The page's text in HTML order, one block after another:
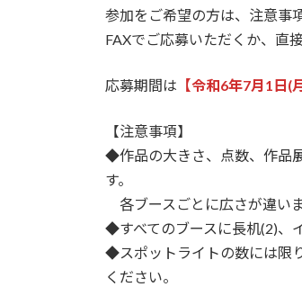
参加をご希望の方は、注意事
FAXでご応募いただくか、直
応募期間は 【令和6年7月1日(
【注意事項】
◆作品の大きさ、点数、作品
す。
各ブースごとに広さが違い
◆すべてのブースに長机(2)、
◆スポットライトの数には限
ください。